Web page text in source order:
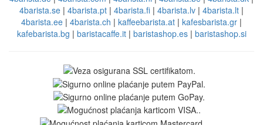
4barista.se | 4barista.pt | 4barista.fi | 4barista.lv | 4barista.lt |
4barista.ee | 4barista.ch | kaffeebarista.at | kafesbarista.gr |
kafebarista.bg | baristacaffe.it| baristashop.es| baristashop.si